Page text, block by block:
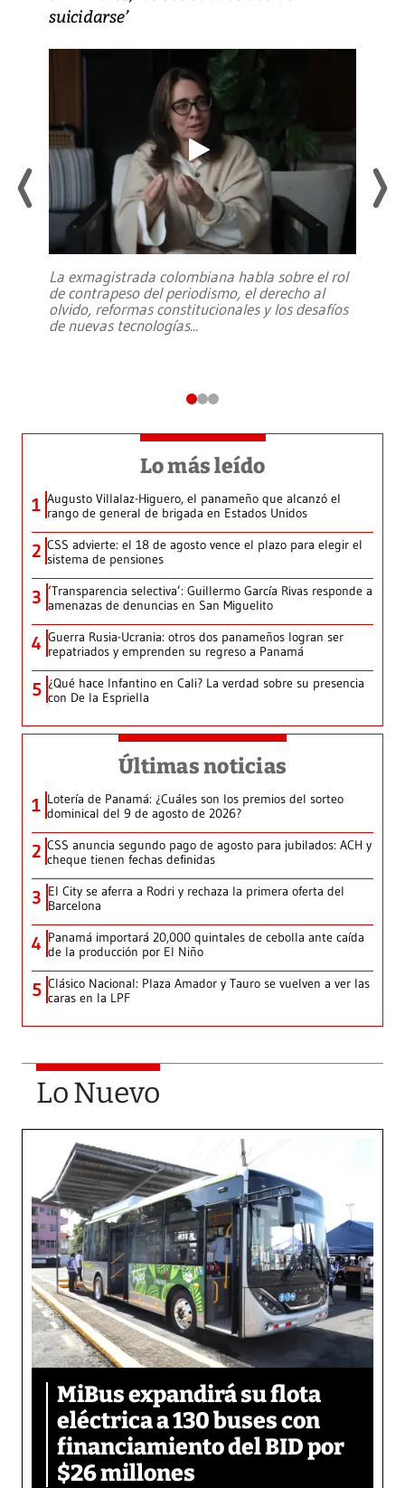
suicidarse’
La exmagistrada colombiana habla sobre el rol
de contrapeso del periodismo, el derecho al
olvido, reformas constitucionales y los desafíos
de nuevas tecnologías...
Lo más leído
1 Augusto Villalaz-Higuero, el panameño que alcanzó el
rango de general de brigada en Estados Unidos
2 CSS advierte: el 18 de agosto vence el plazo para elegir el
sistema de pensiones
3 ‘Transparencia selectiva’: Guillermo García Rivas responde a
amenazas de denuncias en San Miguelito
4 Guerra Rusia-Ucrania: otros dos panameños logran ser
repatriados y emprenden su regreso a Panamá
5 ¿Qué hace Infantino en Cali? La verdad sobre su presencia
con De la Espriella
Últimas noticias
1 Lotería de Panamá: ¿Cuáles son los premios del sorteo
dominical del 9 de agosto de 2026?
2 CSS anuncia segundo pago de agosto para jubilados: ACH y
cheque tienen fechas definidas
3 El City se aferra a Rodri y rechaza la primera oferta del
Barcelona
4 Panamá importará 20,000 quintales de cebolla ante caída
de la producción por El Niño
5 Clásico Nacional: Plaza Amador y Tauro se vuelven a ver las
caras en la LPF
Lo Nuevo
MiBus expandirá su flota
eléctrica a 130 buses con
financiamiento del BID por
$26 millones